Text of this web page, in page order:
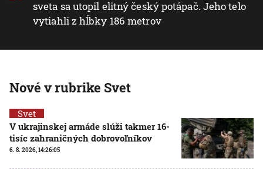
sveta sa utopil elitný český potápač. Jeho telo
vytiahli z hĺbky 186 metrov
Nové v rubrike Svet
Svet
V ukrajinskej armáde slúži takmer 16-
tisíc zahraničných dobrovoľníkov
6. 8. 2026, 14:26:05